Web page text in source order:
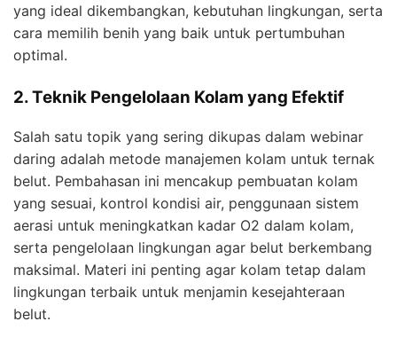
yang ideal dikembangkan, kebutuhan lingkungan, serta
cara memilih benih yang baik untuk pertumbuhan
optimal.
2. Teknik Pengelolaan Kolam yang Efektif
Salah satu topik yang sering dikupas dalam webinar
daring adalah metode manajemen kolam untuk ternak
belut. Pembahasan ini mencakup pembuatan kolam
yang sesuai, kontrol kondisi air, penggunaan sistem
aerasi untuk meningkatkan kadar O2 dalam kolam,
serta pengelolaan lingkungan agar belut berkembang
maksimal. Materi ini penting agar kolam tetap dalam
lingkungan terbaik untuk menjamin kesejahteraan
belut.